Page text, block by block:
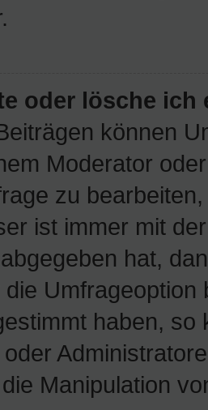
oder lösche ich
können
Moderator
zu
ist immer mit
hat,
haben,
Manipulation